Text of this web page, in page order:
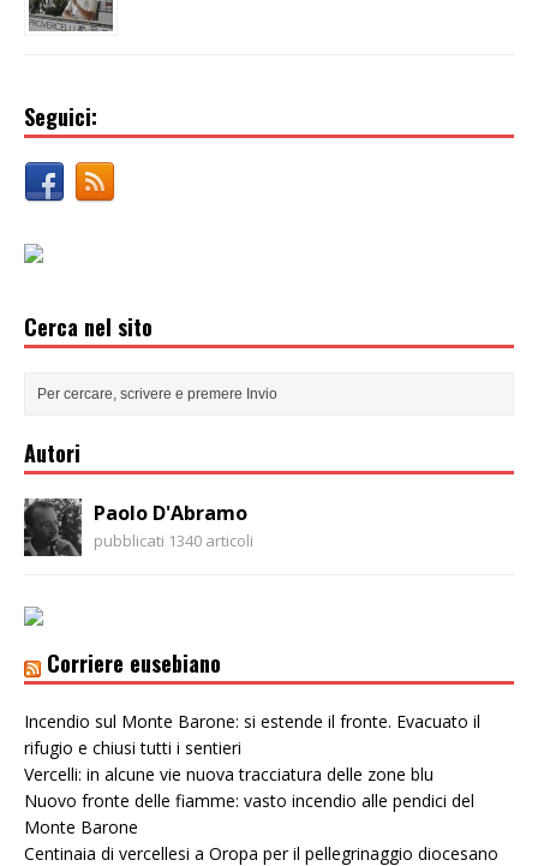
Seguici:
Cerca nel sito
Autori
Paolo D'Abramo
pubblicati 1340 articoli
Corriere eusebiano
Incendio sul Monte Barone: si estende il fronte. Evacuato il
rifugio e chiusi tutti i sentieri
Vercelli: in alcune vie nuova tracciatura delle zone blu
Nuovo fronte delle fiamme: vasto incendio alle pendici del
Monte Barone
Centinaia di vercellesi a Oropa per il pellegrinaggio diocesano